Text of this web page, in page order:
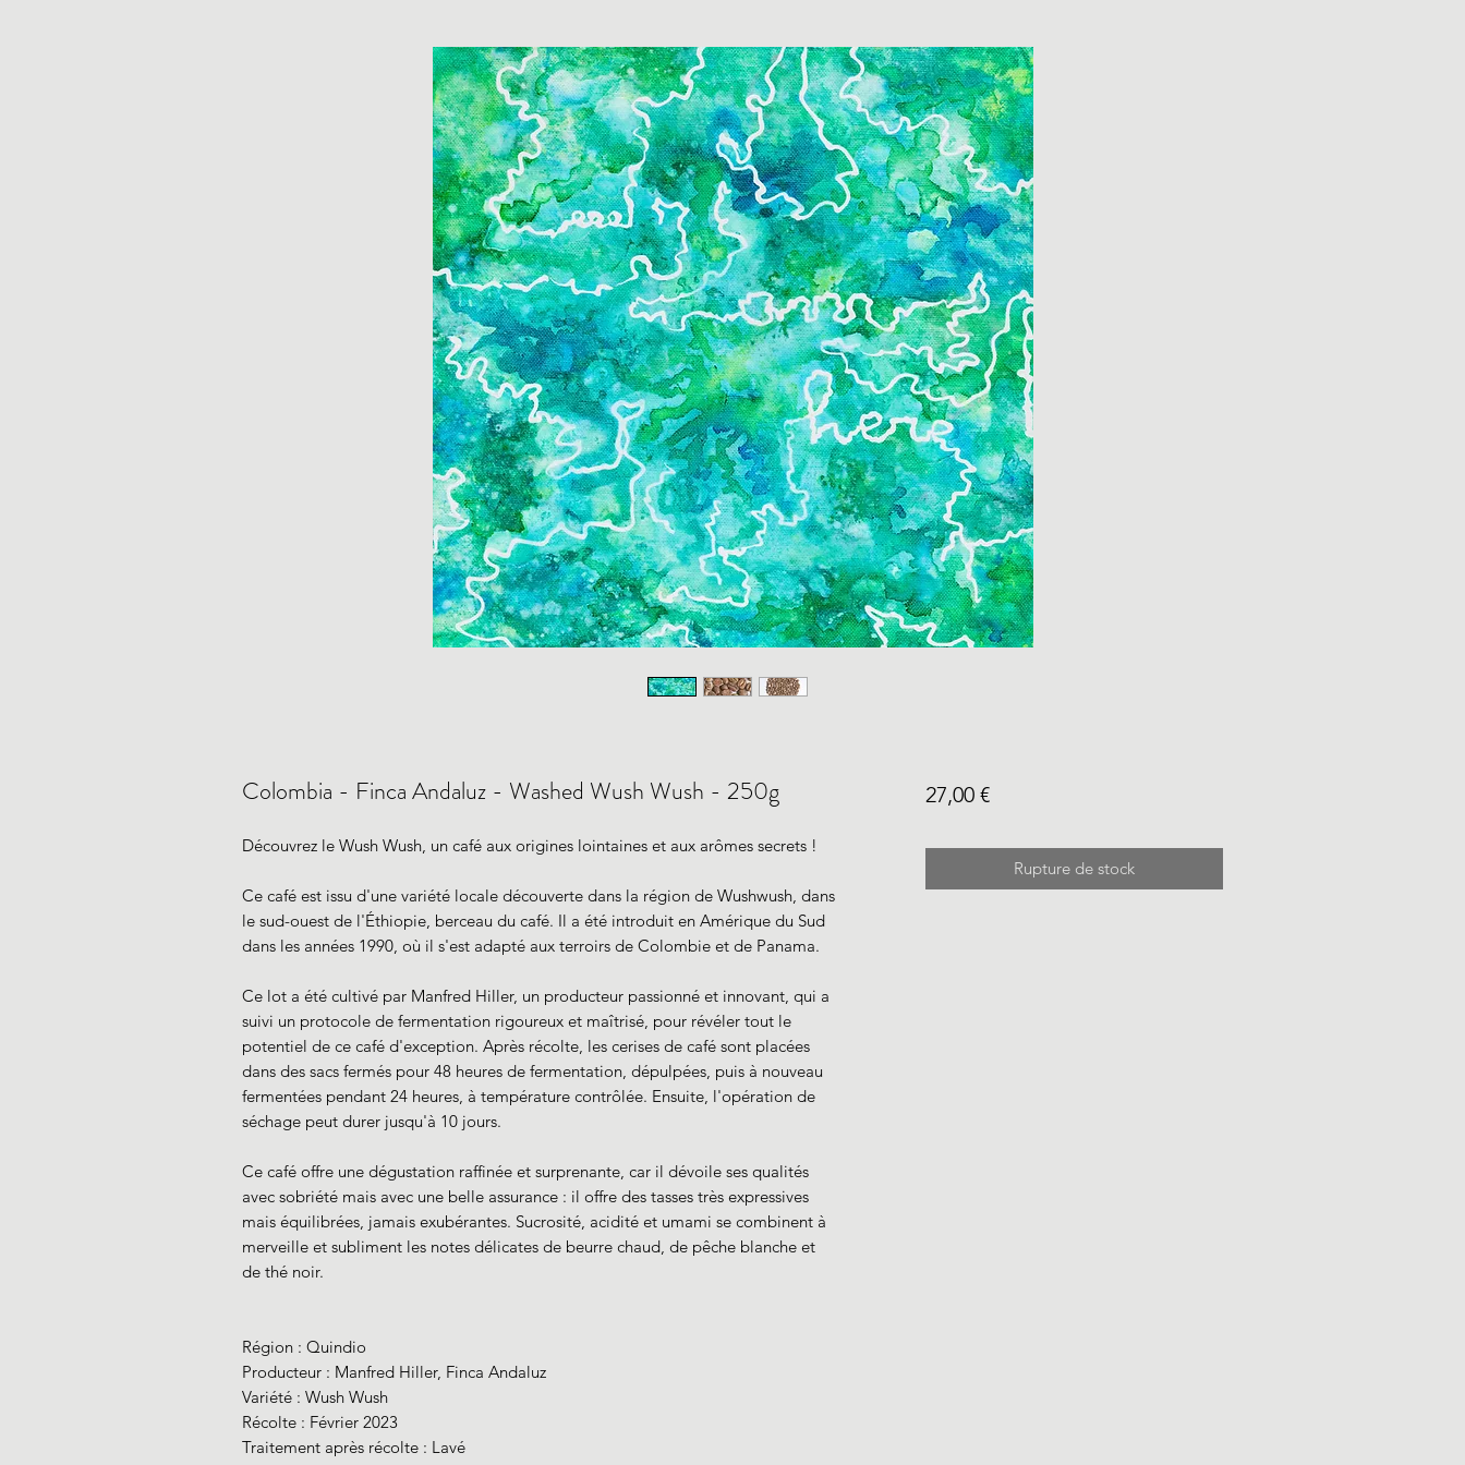
Colombia - Finca Andaluz - Washed Wush Wush - 250g
Découvrez le Wush Wush, un café aux origines lointaines et aux arômes secrets !
Ce café est issu d'une variété locale découverte dans la région de Wushwush, dans
le sud-ouest de l'Éthiopie, berceau du café. Il a été introduit en Amérique du Sud
dans les années 1990, où il s'est adapté aux terroirs de Colombie et de Panama.
Ce lot a été cultivé par Manfred Hiller, un producteur passionné et innovant, qui a
suivi un protocole de fermentation rigoureux et maîtrisé, pour révéler tout le
potentiel de ce café d'exception. Après récolte, les cerises de café sont placées
dans des sacs fermés pour 48 heures de fermentation, dépulpées, puis à nouveau
fermentées pendant 24 heures, à température contrôlée. Ensuite, l'opération de
séchage peut durer jusqu'à 10 jours.
Ce café offre une dégustation raffinée et surprenante, car il dévoile ses qualités
avec sobriété mais avec une belle assurance : il offre des tasses très expressives
mais équilibrées, jamais exubérantes. Sucrosité, acidité et umami se combinent à
merveille et subliment les notes délicates de beurre chaud, de pêche blanche et
de thé noir.
Région : Quindio
Producteur : Manfred Hiller, Finca Andaluz
Variété : Wush Wush
Récolte : Février 2023
Traitement après récolte : Lavé
27,00 €Prix
Rupture de stock